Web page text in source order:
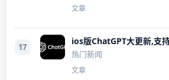
文章
17
热门新闻
文章